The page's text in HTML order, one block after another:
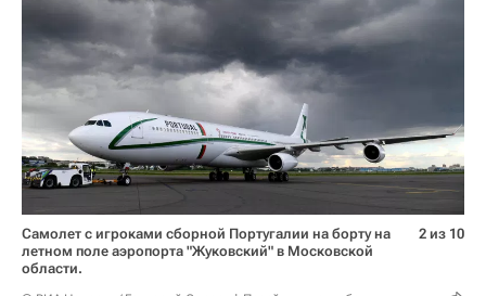
Самолет с игроками сборной Португалии на борту на
летном поле аэропорта "Жуковский" в Московской
области.
2 из 10